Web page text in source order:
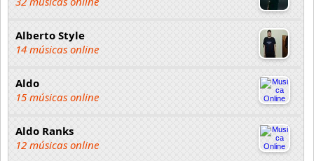
Alberto Style
14 músicas online
Aldo
15 músicas online
Aldo Ranks
12 músicas online